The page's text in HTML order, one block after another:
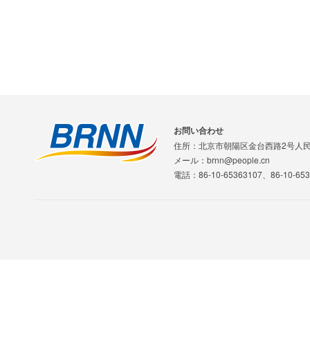
お問い合わせ
住所：北京市朝陽区金台西路2号人
メール：brnn@people.cn
電話：86-10-65363107、86-10-